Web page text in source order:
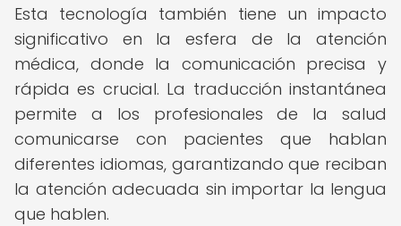
Esta tecnología también tiene un impacto
significativo en la esfera de la atención
médica, donde la comunicación precisa y
rápida es crucial. La traducción instantánea
permite a los profesionales de la salud
comunicarse con pacientes que hablan
diferentes idiomas, garantizando que reciban
la atención adecuada sin importar la lengua
que hablen.